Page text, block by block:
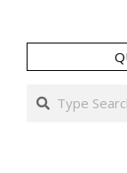
Search